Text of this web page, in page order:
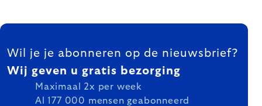
FOOTER
Wil je je abonneren op de nieuwsbrief?
Wij geven u gratis bezorging
Maximaal 2x per week
Al 177 000 mensen geabonneerd